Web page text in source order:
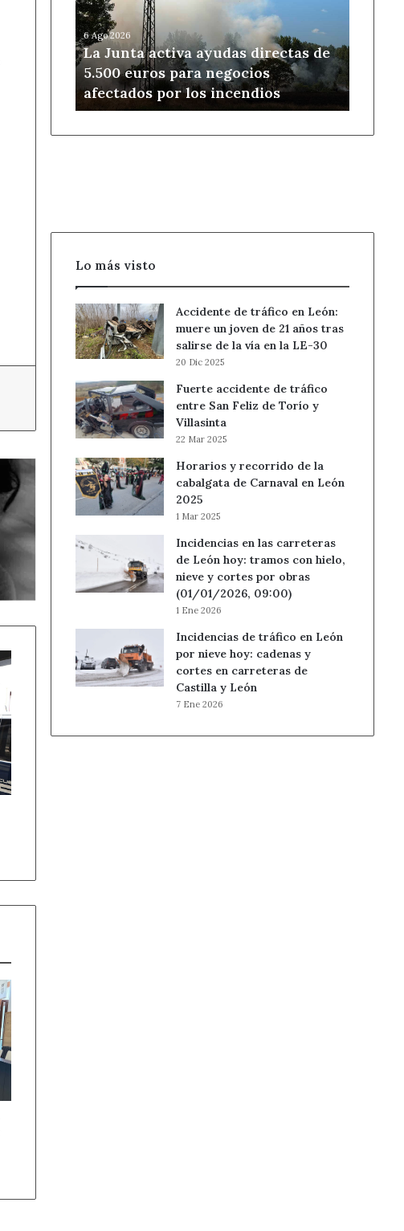
directas
de
5.500
euros
para
negocios
afectados
6 Ago 2026
La Junta activa ayudas directas de
5.500 euros para negocios
afectados por los incendios
Lo más visto
Accidente de tráfico en León:
muere un joven de 21 años tras
salirse de la vía en la LE-30
20 Dic 2025
Fuerte accidente de tráfico
entre San Feliz de Torío y
Villasinta
22 Mar 2025
Horarios y recorrido de la
cabalgata de Carnaval en León
2025
1 Mar 2025
Incidencias en las carreteras
de León hoy: tramos con hielo,
nieve y cortes por obras
(01/01/2026, 09:00)
1 Ene 2026
Incidencias de tráfico en León
por nieve hoy: cadenas y
cortes en carreteras de
Castilla y León
7 Ene 2026